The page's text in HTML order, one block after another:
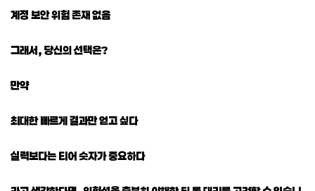
계정 보안 위험 존재 없음
그래서, 당신의 선택은?
만약
최대한 빠르게 결과만 얻고 싶다
실력보다는 티어 숫자가 중요하다